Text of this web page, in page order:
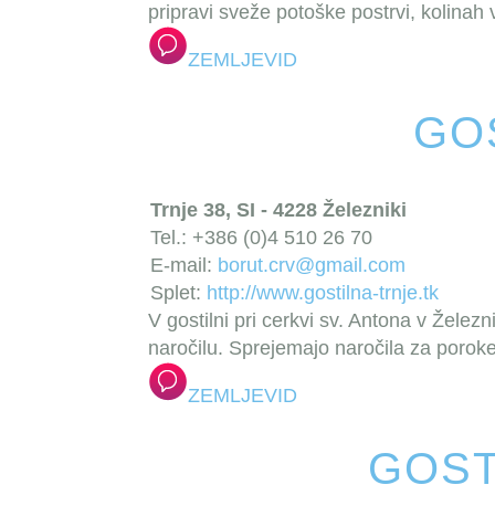
pripravi sveže potoške postrvi,
ZEMLJEVID
Trnje 38, SI - 4228 Železniki
Tel.: +386 (0)4 510 26 70
E-mail: borut.crv@gmail.com
Splet: http://www.gostilna-trnje.tk
V gostilni pri cerkvi sv. Antona v
naročilu. Sprejemajo naročila za
ZEMLJEVID